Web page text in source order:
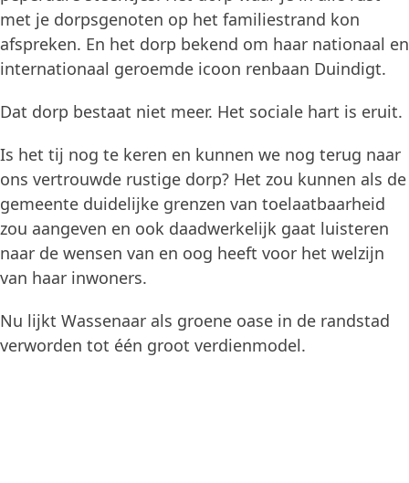
met je dorpsgenoten op het familiestrand kon
afspreken. En het dorp bekend om haar nationaal en
internationaal geroemde icoon renbaan Duindigt.
Dat dorp bestaat niet meer. Het sociale hart is eruit.
Is het tij nog te keren en kunnen we nog terug naar
ons vertrouwde rustige dorp? Het zou kunnen als de
gemeente duidelijke grenzen van toelaatbaarheid
zou aangeven en ook daadwerkelijk gaat luisteren
naar de wensen van en oog heeft voor het welzijn
van haar inwoners.
Nu lijkt Wassenaar als groene oase in de randstad
verworden tot één groot verdienmodel.